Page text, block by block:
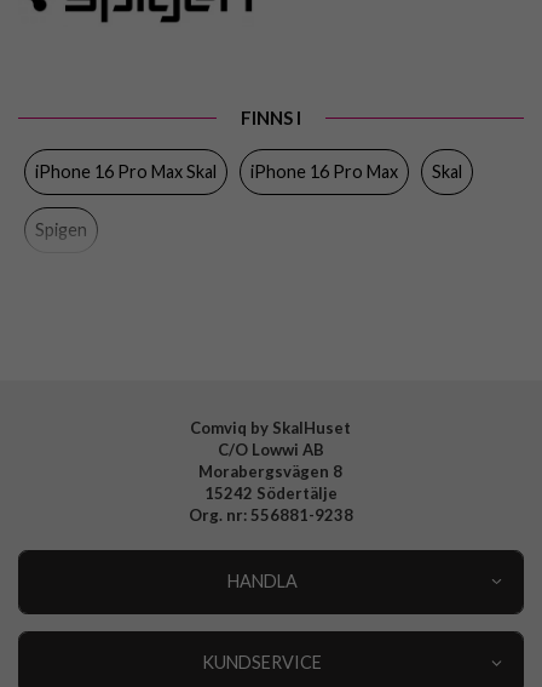
Passar till
Material Hårdplast (PC), Mjukplast (TPU)
Varumärke
FINNS I
iPhone 16 Pro Max Skal iPhone 16 Pro Max Skal
Spigen
Comviq by SkalHuset
C/O Lowwi AB
Morabergsvägen 8
15242 Södertälje
Org. nr: 556881-9238
HANDLA
KUNDSERVICE